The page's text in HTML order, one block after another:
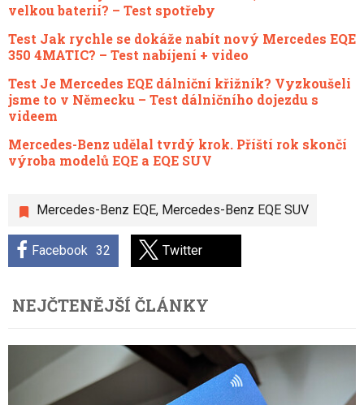
Mercedes-Benz EQE, Mercedes-Benz EQE SUV
Facebook 32 Twitter
velkou baterií? – Test spotřeby
Test Jak rychle se dokáže nabít nový Mercedes EQE
350 4MATIC? – Test nabíjení + video
Test Je Mercedes EQE dálniční křižník? Vyzkoušeli
jsme to v Německu – Test dálničního dojezdu s
videem
Mercedes-Benz udělal tvrdý krok. Příští rok skončí
výroba modelů EQE a EQE SUV
NEJČTENĚJŠÍ ČLÁNKY